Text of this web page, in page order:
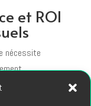
et ROI
nécessite